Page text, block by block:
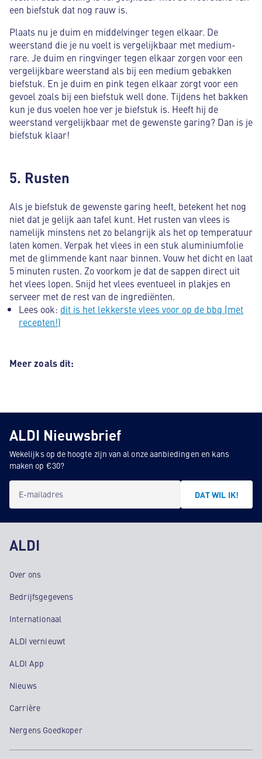
een biefstuk dat nog rauw is.
Plaats nu je duim en middelvinger tegen elkaar. De
weerstand die je nu voelt is vergelijkbaar met medium-
rare. Je duim en ringvinger tegen elkaar zorgen voor een
vergelijkbare weerstand als bij een medium gebakken
biefstuk. En je duim en pink tegen elkaar zorgt voor een
gevoel zoals bij een biefstuk well done. Tijdens het bakken
kun je dus voelen hoe ver je biefstuk is. Heeft hij de
weerstand vergelijkbaar met de gewenste garing? Dan is je
biefstuk klaar!
5. Rusten
Als je biefstuk de gewenste garing heeft, betekent het nog
niet dat je gelijk aan tafel kunt. Het rusten van vlees is
namelijk minstens net zo belangrijk als het op temperatuur
laten komen. Verpak het vlees in een stuk aluminiumfolie
met de glimmende kant naar binnen. Vouw het dicht en laat
5 minuten rusten. Zo voorkom je dat de sappen direct uit
het vlees lopen. Snijd het vlees eventueel in plakjes en
serveer met de rest van de ingrediënten.
Lees ook: dit is het lekkerste vlees voor op de bbq (met
recepten!)
Meer zoals dit:
ALDI Nieuwsbrief
Wekelijks op de hoogte zijn van al onze aanbiedingen en kans
maken op €30?
E-mailadres DAT WIL IK!
ALDI
Over ons
Bedrijfsgegevens
Internationaal
ALDI vernieuwt
ALDI App
Nieuws
Carrière
Nergens Goedkoper